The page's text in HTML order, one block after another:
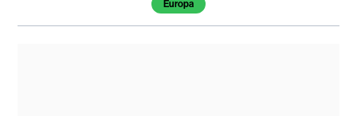
Europa